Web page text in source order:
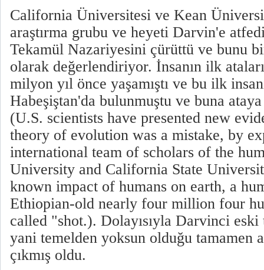
California Üniversitesi ve Kean
araştırma grubu ve heyeti Darvin'e
Tekamül Nazariyesini çürüttü ve bunu
olarak değerlendiriyor. İnsanın ilk
milyon yıl önce yaşamıştı ve bu ilk
Habeşiştan'da bulunmuştu ve buna
(U.S. scientists have presented new
theory of evolution was a mistake, by
international team of scholars of the
University and California State
known impact of humans on earth, a
Ethiopian-old nearly four million four
called "shot.). Dolayısıyla Darvinci eski
yani temelden yoksun olduğu tamamen
çıkmış oldu.